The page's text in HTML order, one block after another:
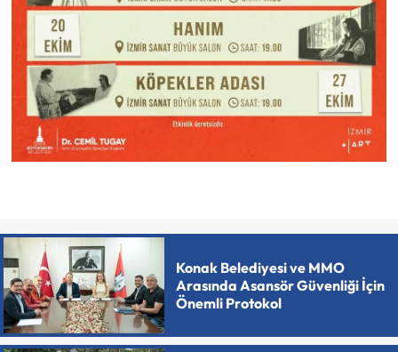
Konak Belediyesi ve MMO
Arasında Asansör Güvenliği İçin
Önemli Protokol